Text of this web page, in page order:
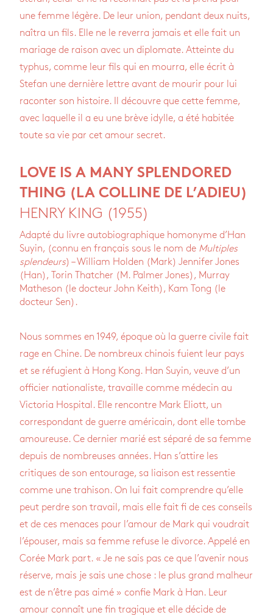
une femme légère. De leur union, pendant deux nuits,
naîtra un fils. Elle ne le reverra jamais et elle fait un
mariage de raison avec un diplomate. Atteinte du
typhus, comme leur fils qui en mourra, elle écrit à
Stefan une dernière lettre avant de mourir pour lui
raconter son histoire. Il découvre que cette femme,
avec laquelle il a eu une brève idylle, a été habitée
toute sa vie par cet amour secret.
LOVE IS A MANY SPLENDORED
THING (LA COLLINE DE L’ADIEU)
HENRY KING (1955)
Adapté du livre autobiographique homonyme d’Han
Suyin, (connu en français sous le nom de Multiples
splendeurs) – William Holden (Mark) Jennifer Jones
(Han), Torin Thatcher (M. Palmer Jones), Murray
Matheson (le docteur John Keith), Kam Tong (le
docteur Sen).
Nous sommes en 1949, époque où la guerre civile fait
rage en Chine. De nombreux chinois fuient leur pays
et se réfugient à Hong Kong. Han Suyin, veuve d’un
officier nationaliste, travaille comme médecin au
Victoria Hospital. Elle rencontre Mark Eliott, un
correspondant de guerre américain, dont elle tombe
amoureuse. Ce dernier marié est séparé de sa femme
depuis de nombreuses années. Han s’attire les
critiques de son entourage, sa liaison est ressentie
comme une trahison. On lui fait comprendre qu’elle
peut perdre son travail, mais elle fait fi de ces conseils
et de ces menaces pour l’amour de Mark qui voudrait
l’épouser, mais sa femme refuse le divorce. Appelé en
Corée Mark part. « Je ne sais pas ce que l’avenir nous
réserve, mais je sais une chose : le plus grand malheur
est de n’être pas aimé » confie Mark à Han. Leur
amour connaît une fin tragique et elle décide de